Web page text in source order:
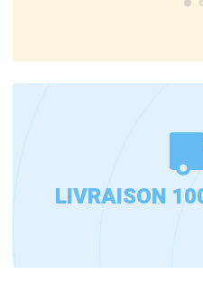
LIVRAISON